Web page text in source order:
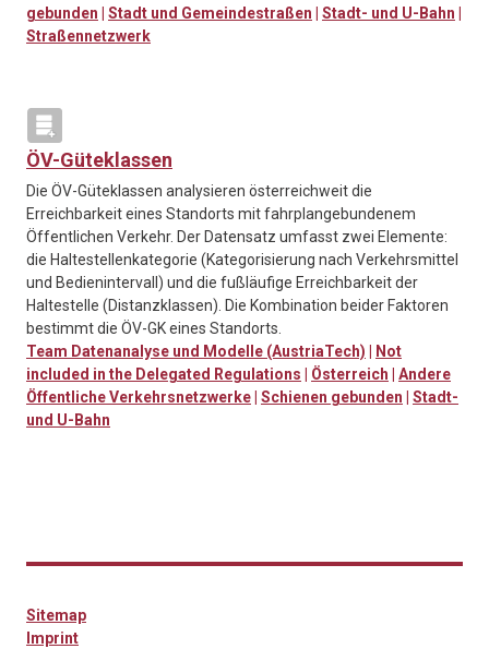
gebunden
Stadt und Gemeindestraßen Stadt- und U-Bahn
Straßennetzwerk
ÖV-Güteklassen
Die ÖV-Güteklassen analysieren österreichweit die
Erreichbarkeit eines Standorts mit fahrplangebundenem
Öffentlichen Verkehr. Der Datensatz umfasst zwei Elemente:
die Haltestellenkategorie (Kategorisierung nach Verkehrsmittel
und Bedienintervall) und die fußläufige Erreichbarkeit der
Haltestelle (Distanzklassen). Die Kombination beider Faktoren
bestimmt die ÖV-GK eines Standorts.
Team Datenanalyse und Modelle (AustriaTech)
Not
included in the Delegated Regulations
Österreich
Andere
Öffentliche Verkehrsnetzwerke Schienen gebunden
Stadt-
und U-Bahn
Sitemap
Imprint